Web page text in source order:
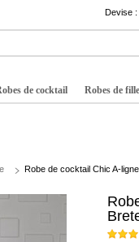
Devise :
de cocktail Robes de
Robe de cocktail Chic A-